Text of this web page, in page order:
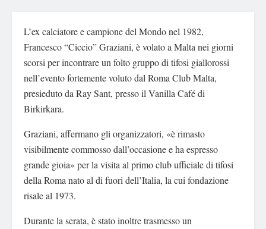
L’ex calciatore e campione del Mondo nel 1982,
Francesco “Ciccio” Graziani, è volato a Malta nei giorni
scorsi per incontrare un folto gruppo di tifosi giallorossi
nell’evento fortemente voluto dal Roma Club Malta,
presieduto da Ray Sant, presso il Vanilla Café di
Birkirkara.
Graziani, affermano gli organizzatori, «è rimasto
visibilmente commosso dall’occasione e ha espresso
grande gioia» per la visita al primo club ufficiale di tifosi
della Roma nato al di fuori dell’Italia, la cui fondazione
risale al 1973.
Durante la serata, è stato inoltre trasmesso un